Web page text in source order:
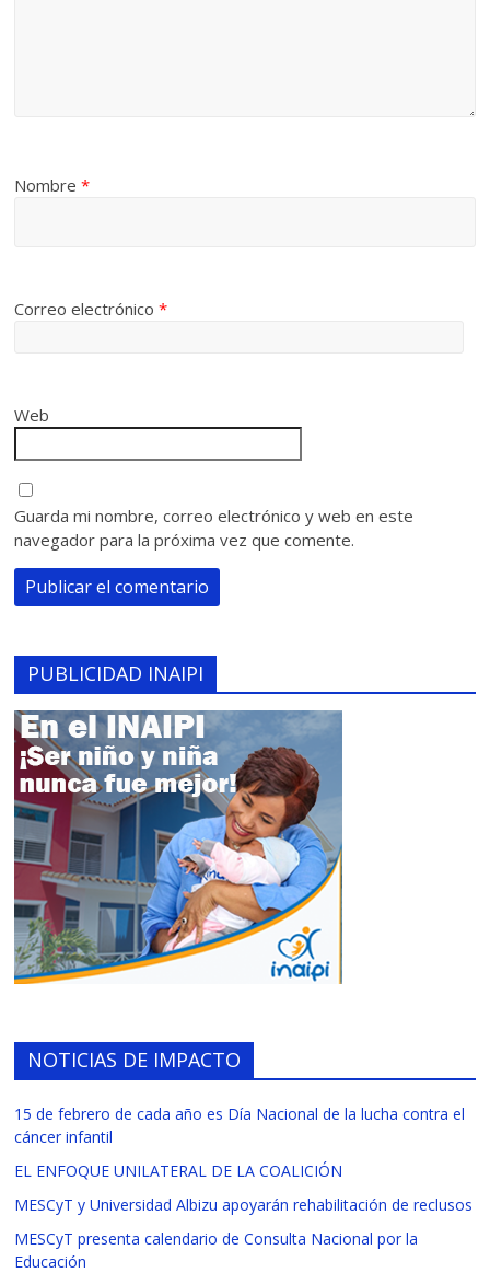
Nombre*
Correo electrónico*
Web
Guarda mi nombre, correo electrónico y web en este
navegador para la próxima vez que comente.
PUBLICIDAD INAIPI
NOTICIAS DE IMPACTO
15 de febrero de cada año es Día Nacional de la lucha contra el
cáncer infantil
EL ENFOQUE UNILATERAL DE LA COALICIÓN
MESCyT y Universidad Albizu apoyarán rehabilitación de reclusos
MESCyT presenta calendario de Consulta Nacional por la
Educación